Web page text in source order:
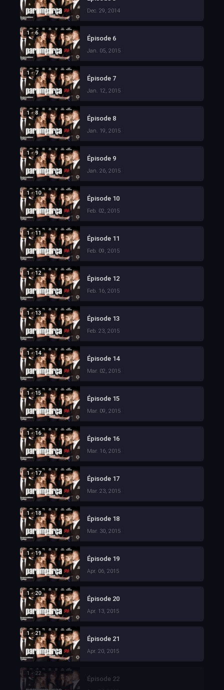
Dec. 29, 2014
1 - 6
Épisode 6
Jan. 05, 2015
1 - 7
Épisode 7
Jan. 12, 2015
1 - 8
Épisode 8
Jan. 19, 2015
1 - 9
Épisode 9
Jan. 26, 2015
1 - 10
Épisode 10
Feb. 02, 2015
1 - 11
Épisode 11
Feb. 09, 2015
1 - 12
Épisode 12
Feb. 16, 2015
1 - 13
Épisode 13
Feb. 23, 2015
1 - 14
Épisode 14
Mar. 02, 2015
1 - 15
Épisode 15
Mar. 09, 2015
1 - 16
Épisode 16
Mar. 16, 2015
1 - 17
Épisode 17
Mar. 23, 2015
1 - 18
Épisode 18
Mar. 30, 2015
1 - 19
Épisode 19
Apr. 06, 2015
1 - 20
Épisode 20
Apr. 13, 2015
1 - 21
Épisode 21
Apr. 20, 2015
1 - 22
Épisode 22